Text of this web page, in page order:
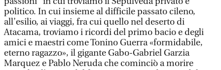
politico. In cui insieme al difficile passato cileno,
all’esilio, ai viaggi, fra cui quello nel deserto di
Atacama, troviamo i ricordi del primo bacio e degli
amici e maestri come Tonino Guerra «formidabile,
eterno ragazzo», il gigante Gabo-Gabriel Garzia
Marquez e Pablo Neruda che cominciò a morire